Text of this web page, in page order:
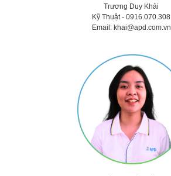
Trương Duy Khải
Kỹ Thuật - 0916.070.308
Email: khai@apd.com.vn